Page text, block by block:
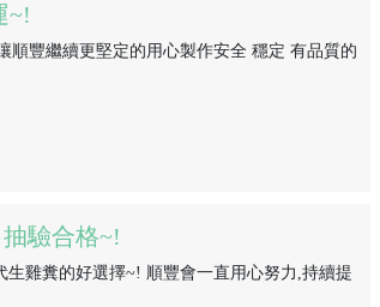
~!
豐繼續更堅定的用心製作安全 穩定 有品質的
驗合格~!
雞糞的好選擇~! 順豐會一直用心努力,持續提